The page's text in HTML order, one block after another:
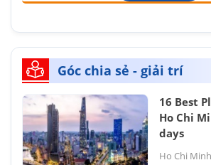
Góc chia sẻ - giải trí
16 Best
Ho Chi
days
Ho Chi